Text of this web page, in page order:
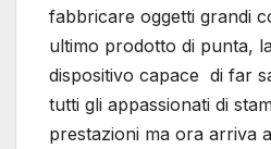
fabbricare oggetti grandi
ultimo prodotto di punta,
dispositivo capace di far
tutti gli appassionati di
prestazioni ma ora arriva